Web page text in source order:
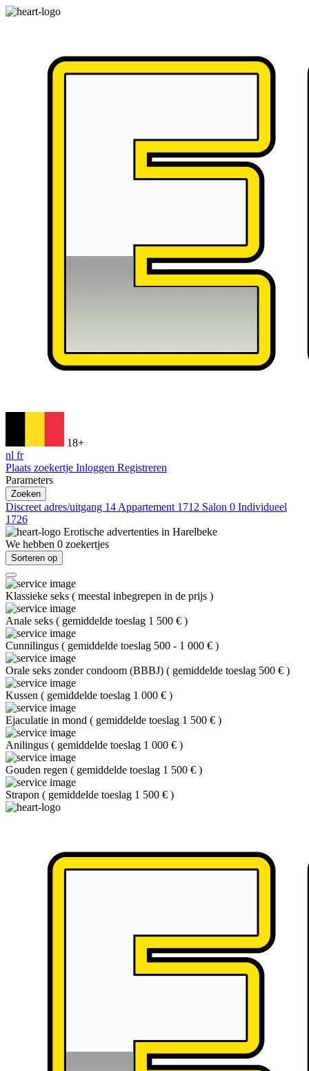
18+
nl fr
Plaats zoekertje Inloggen Registreren
Parameters
Zoeken
Discreet adres/uitgang 14 Appartement 1712 Salon 0 Individueel
1726
Erotische advertenties in Harelbeke
We hebben 0 zoekertjes
Sorteren op
Klassieke seks ( meestal inbegrepen in de prijs )
Anale seks ( gemiddelde toeslag 1 500 € )
Cunnilingus ( gemiddelde toeslag 500 - 1 000 € )
Orale seks zonder condoom (BBBJ) ( gemiddelde toeslag 500 € )
Kussen ( gemiddelde toeslag 1 000 € )
Ejaculatie in mond ( gemiddelde toeslag 1 500 € )
Anilingus ( gemiddelde toeslag 1 000 € )
Gouden regen ( gemiddelde toeslag 1 500 € )
Strapon ( gemiddelde toeslag 1 500 € )